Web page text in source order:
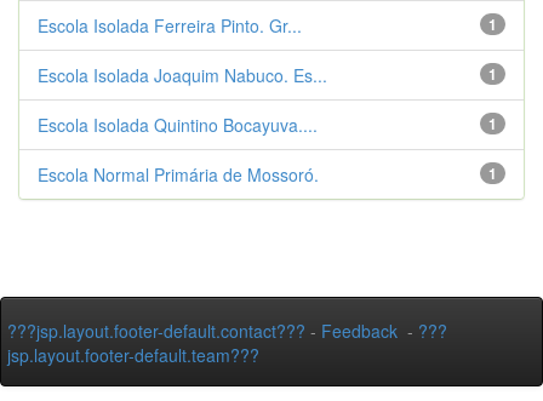
1
Escola Isolada Ferreira Pinto. Gr...
1
Escola Isolada Joaquim Nabuco. Es...
1
Escola Isolada Quintino Bocayuva....
1
Escola Normal Primária de Mossoró.
???jsp.layout.footer-default.contact??? - Feedback - ???
jsp.layout.footer-default.team???